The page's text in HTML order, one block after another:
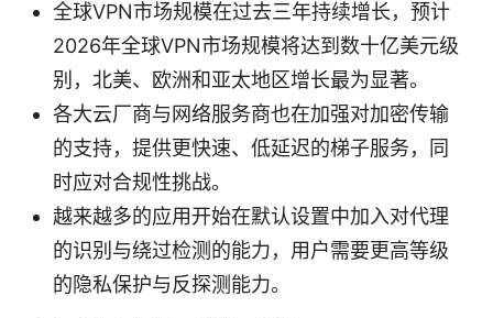
全球VPN市场规模在过去三年持续增长，预计
2026年全球VPN市场规模将达到数十亿美元级
别，北美、欧洲和亚太地区增长最为显著。
各大云厂商与网络服务商也在加强对加密传输
的支持，提供更快速、低延迟的梯子服务，同
时应对合规性挑战。
越来越多的应用开始在默认设置中加入对代理
的识别与绕过检测的能力，用户需要更高等级
的隐私保护与反探测能力。